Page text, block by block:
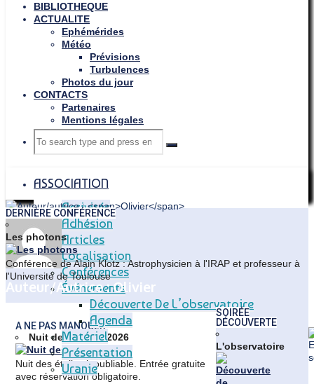
BIBLIOTHEQUE
ACTUALITE
Ephémérides
Météo
Prévisions
Turbulences
Photos du jour
CONTACTS
Partenaires
Mentions légales
Search
Search
Search
ASSOCIATION
Activités
Adhésion
Articles
Localisation
Conférences
Événements
Découverte De L’observatoire
Agenda
Matériel
Présentation
Uranie
Auteur/autrice : Olivier
Home
Articles
posted
by
Olivier
A NE PAS MANQUER
Nuit des étoiles 2026
Nuit des étoiles inoubliable. Entrée gratuite
avec réservation obligatoire.
DERNIÈRE CONFÉRENCE
Les photons
Conférence de Alain Klotz : Astrophysicien à l'IRAP et professeur à
l'Université de Toulouse
SOIRÉE
DÉCOUVERTE
L'observatoire